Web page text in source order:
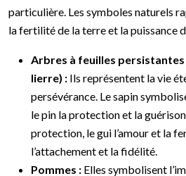
particulière. Les symboles naturels
la fertilité de la terre et la puissance
Arbres à feuilles persistantes
lierre) : Ils représentent la vie
persévérance. Le sapin
le pin la protection et la
protection, le gui l’amour et la
l’attachement et la fidélité.
Pommes : Elles symbolisent